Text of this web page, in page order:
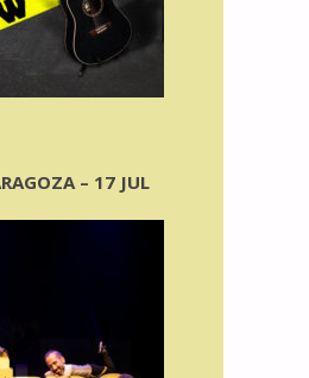
– 17 JUL